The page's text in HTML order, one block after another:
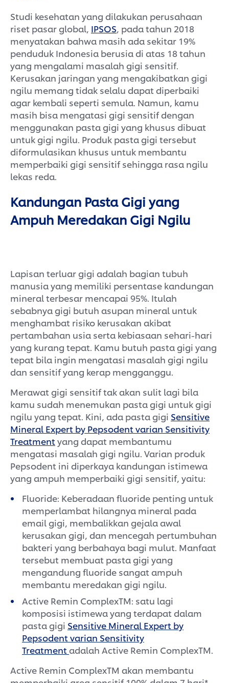
Studi kesehatan yang dilakukan perusahaan
riset pasar global, IPSOS, pada tahun 2018
menyatakan bahwa masih ada sekitar 19%
penduduk Indonesia berusia di atas 18 tahun
yang mengalami masalah gigi sensitif.
Kerusakan jaringan yang mengakibatkan gigi
ngilu memang tidak selalu dapat diperbaiki
agar kembali seperti semula. Namun, kamu
masih bisa mengatasi gigi sensitif dengan
menggunakan pasta gigi yang khusus dibuat
untuk gigi ngilu. Produk pasta gigi tersebut
diformulasikan khusus untuk membantu
memperbaiki gigi sensitif sehingga rasa ngilu
lekas reda.
Kandungan Pasta Gigi yang
Ampuh Meredakan Gigi Ngilu
Lapisan terluar gigi adalah bagian tubuh
manusia yang memiliki persentase kandungan
mineral terbesar mencapai 95%. Itulah
sebabnya gigi butuh asupan mineral untuk
menghambat risiko kerusakan akibat
pertambahan usia serta kebiasaan sehari-hari
yang kurang tepat. Kamu butuh pasta gigi yang
tepat bila ingin mengatasi masalah gigi ngilu
dan sensitif yang kerap mengganggu.
Merawat gigi sensitif tak akan sulit lagi bila
kamu sudah menemukan pasta gigi untuk gigi
ngilu yang tepat. Kini, ada pasta gigi Sensitive
Mineral Expert by Pepsodent varian Sensitivity
Treatment yang dapat membantumu
mengatasi masalah gigi ngilu. Varian produk
Pepsodent ini diperkaya kandungan istimewa
yang ampuh memperbaiki gigi sensitif, yaitu:
Fluoride: Keberadaan fluoride penting untuk
memperlambat hilangnya mineral pada
email gigi, membalikkan gejala awal
kerusakan gigi, dan mencegah pertumbuhan
bakteri yang berbahaya bagi mulut. Manfaat
tersebut membuat pasta gigi yang
mengandung fluoride sangat ampuh
membantu meredakan gigi ngilu.
Active Remin ComplexTM: satu lagi
komposisi istimewa yang terdapat dalam
pasta gigi Sensitive Mineral Expert by
Pepsodent varian Sensitivity
Treatment adalah Active Remin ComplexTM.
Active Remin ComplexTM akan membantu